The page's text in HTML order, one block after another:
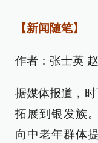
【新闻随笔】
作者：张士英
据媒体报道，
拓展到银发族
向中老年群体